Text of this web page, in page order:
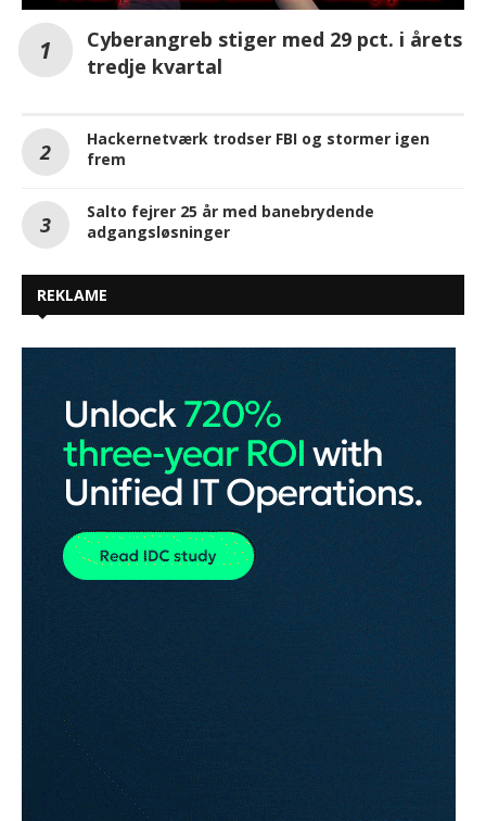
Cyberangreb stiger med 29 pct. i årets
tredje kvartal
Hackernetværk trodser FBI og stormer igen
frem
Salto fejrer 25 år med banebrydende
adgangsløsninger
REKLAME